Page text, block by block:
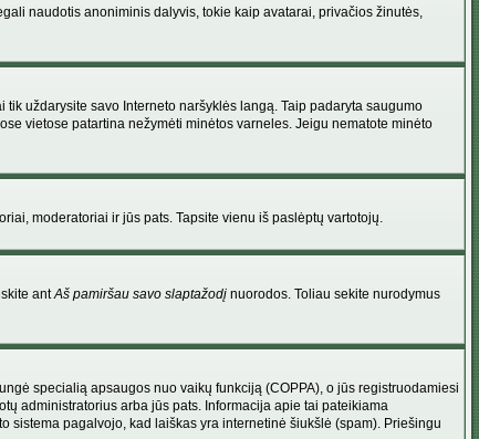
naudotis anoniminis dalyvis, tokie kaip avatarai, privačios žinutės,
uždarysite savo Interneto naršyklės langą. Taip padaryta saugumo
vietose patartina nežymėti minėtos varneles. Jeigu nematote minėto
moderatoriai ir jūs pats. Tapsite vienu iš paslėptų vartotojų.
antAš pamiršau savo slaptažodį nuorodos. Toliau sekite nurodymus
specialią apsaugos nuo vaikų funkciją (COPPA), o jūs registruodamiesi
administratorius arba jūs pats. Informacija apie tai pateikiama
sistema pagalvojo, kad laiškas yra internetinė šiukšlė (spam). Priešingu